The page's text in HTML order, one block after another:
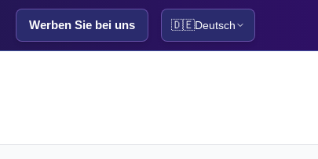
Werben Sie bei uns 🇩🇪Deutsch